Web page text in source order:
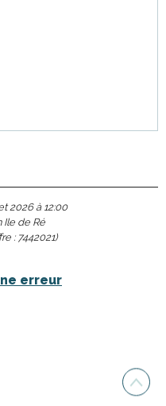
2026 à 12:00
Ile de Ré
: 7442021)
erreur